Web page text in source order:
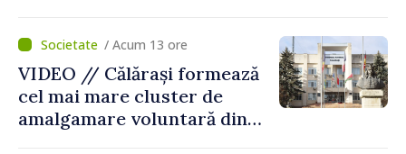
control vamal cu un scanner
performant/ Acum 13 ore
VIDEO // Călărași formează
cel mai mare cluster de
amalgamare voluntară din